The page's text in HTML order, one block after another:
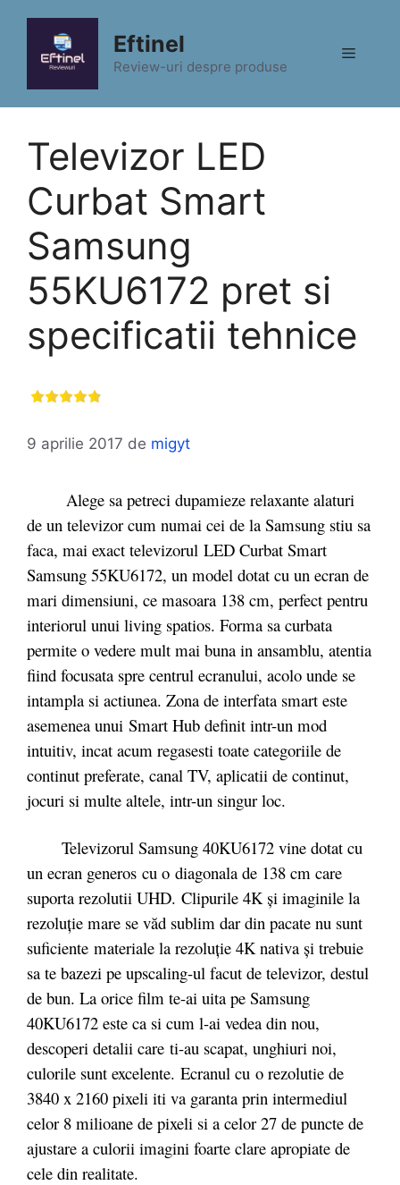
conținut
Eftinel
Review-uri despre produse
Meniu
Televizor LED
Curbat Smart
Samsung
55KU6172 pret si
specificatii tehnice
9 aprilie 2017 de migyt
Alege sa petreci dupamieze relaxante alaturi
de un televizor cum numai cei de la Samsung stiu sa
faca, mai exact televizorul LED Curbat Smart
Samsung 55KU6172, un model dotat cu un ecran de
mari dimensiuni, ce masoara 138 cm, perfect pentru
interiorul unui living spatios. Forma sa curbata
permite o vedere mult mai buna in ansamblu, atentia
fiind focusata spre centrul ecranului, acolo unde se
intampla si actiunea. Zona de interfata smart este
asemenea unui Smart Hub definit intr-un mod
intuitiv, incat acum regasesti toate categoriile de
continut preferate, canal TV, aplicatii de continut,
jocuri si multe altele, intr-un singur loc.
Televizorul Samsung 40KU6172 vine dotat cu
un ecran generos cu o diagonala de 138 cm care
suporta rezolutii UHD. Clipurile 4K și imaginile la
rezoluție mare se văd sublim dar din pacate nu sunt
suficiente materiale la rezoluție 4K nativa și trebuie
sa te bazezi pe upscaling-ul facut de televizor, destul
de bun. La orice film te-ai uita pe Samsung
40KU6172 este ca si cum l-ai vedea din nou,
descoperi detalii care ti-au scapat, unghiuri noi,
culorile sunt excelente. Ecranul cu o rezolutie de
3840 x 2160 pixeli iti va garanta prin intermediul
celor 8 milioane de pixeli si a celor 27 de puncte de
ajustare a culorii imagini foarte clare apropiate de
cele din realitate.